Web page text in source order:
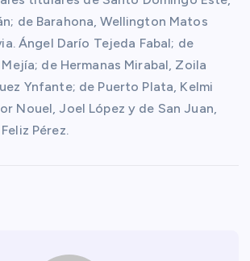
de Barahona, Wellington Matos
Ángel Darío Tejeda Fabal; de
de Hermanas Mirabal, Zoila
Ynfante; de Puerto Plata, Kelmi
Nouel, Joel López y de San Juan,
Pérez.